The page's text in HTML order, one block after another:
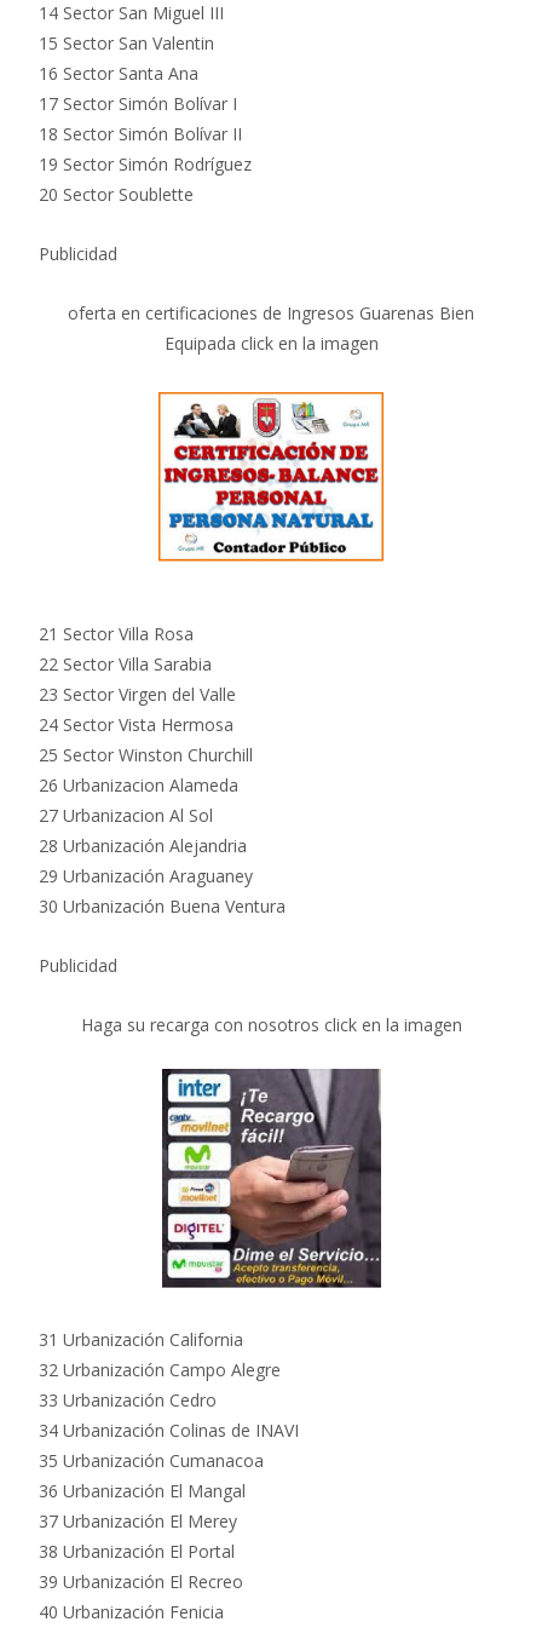
14 Sector San Miguel III
15 Sector San Valentin
16 Sector Santa Ana
17 Sector Simón Bolívar I
18 Sector Simón Bolívar II
19 Sector Simón Rodríguez
20 Sector Soublette
Publicidad
oferta en certificaciones de Ingresos Guarenas Bien
Equipada click en la imagen
21 Sector Villa Rosa
22 Sector Villa Sarabia
23 Sector Virgen del Valle
24 Sector Vista Hermosa
25 Sector Winston Churchill
26 Urbanizacion Alameda
27 Urbanizacion Al Sol
28 Urbanización Alejandria
29 Urbanización Araguaney
30 Urbanización Buena Ventura
Publicidad
Haga su recarga con nosotros click en la imagen
31 Urbanización California
32 Urbanización Campo Alegre
33 Urbanización Cedro
34 Urbanización Colinas de INAVI
35 Urbanización Cumanacoa
36 Urbanización El Mangal
37 Urbanización El Merey
38 Urbanización El Portal
39 Urbanización El Recreo
40 Urbanización Fenicia